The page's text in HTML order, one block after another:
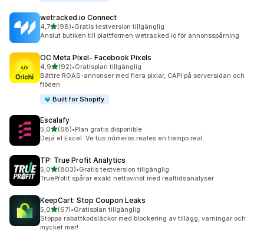
wetracked.io Connect
4,7av 5 stjärnor
(98)
98 recensioner totalt
•Gratis testversion tillgänglig
Anslut butiken till plattformen wetracked.io för annonsspårning
OC Meta Pixel‑ Facebook Pixels
4,9av 5 stjärnor
(92)
92 recensioner totalt
•Gratisplan tillgänglig
Bättre ROAS-annonser med flera pixlar, CAPI på serversidan och
flöden
Built for Shopify
Escalafy
5,0av 5 stjärnor
(68)
68 recensioner totalt
•Plan gratis disponible
Dejá el Excel. Ve tus números reales en tiempo real.
TP: True Profit Analytics
5,0av 5 stjärnor
(803)
803 recensioner totalt
•Gratis testversion tillgänglig
TrueProfit spårar exakt nettovinst med realtidsanalyser
KeepCart: Stop Coupon Leaks
5,0av 5 stjärnor
(67)
67 recensioner totalt
•Gratisplan tillgänglig
Stoppa rabattkodsläckor med blockering av tillägg, varningar och
mycket mer!